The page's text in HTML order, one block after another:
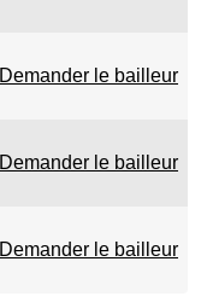
Demander le bailleur
Demander le bailleur
Demander le bailleur